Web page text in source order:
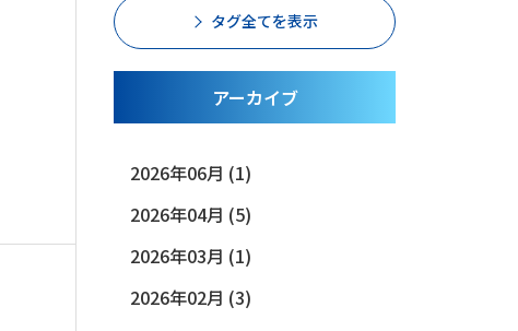
タグ全てを表示
アーカイブ
2026年06月 (1)
2026年04月 (5)
2026年03月 (1)
2026年02月 (3)